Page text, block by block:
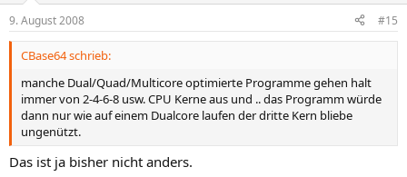
9. August 2008 #15
CBase64 schrieb:
manche Dual/Quad/Multicore optimierte Programme gehen halt
immer von 2-4-6-8 usw. CPU Kerne aus und .. das Programm würde
dann nur wie auf einem Dualcore laufen der dritte Kern bliebe
ungenützt.
Das ist ja bisher nicht anders.